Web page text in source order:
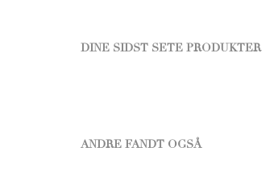
DINE SIDST SETE PRODUKTER
ANDRE FANDT OGSÅ